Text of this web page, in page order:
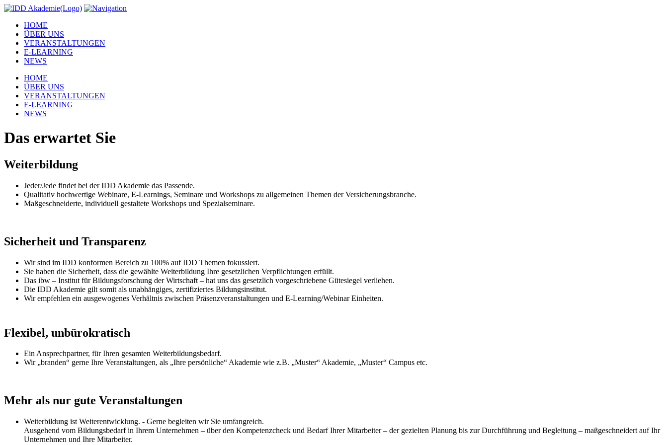
HOME
ÜBER UNS
VERANSTALTUNGEN
E-LEARNING
NEWS
HOME
ÜBER UNS
VERANSTALTUNGEN
E-LEARNING
NEWS
Das erwartet Sie
Weiterbildung
Jeder/Jede findet bei der IDD Akademie das Passende.
Qualitativ hochwertige Webinare, E-Learnings, Seminare und Workshops zu allgemeinen Themen der Versicherungsbranche.
Maßgeschneiderte, individuell gestaltete Workshops und Spezialseminare.
Sicherheit und Transparenz
Wir sind im IDD konformen Bereich zu 100% auf IDD Themen fokussiert.
Sie haben die Sicherheit, dass die gewählte Weiterbildung Ihre gesetzlichen Verpflichtungen erfüllt.
Das ibw – Institut für Bildungsforschung der Wirtschaft – hat uns das gesetzlich vorgeschriebene Gütesiegel verliehen.
Die IDD Akademie gilt somit als unabhängiges, zertifiziertes Bildungsinstitut.
Wir empfehlen ein ausgewogenes Verhältnis zwischen Präsenzveranstaltungen und E-Learning/Webinar Einheiten.
Flexibel, unbürokratisch
Ein Ansprechpartner, für Ihren gesamten Weiterbildungsbedarf.
Wir „branden“ gerne Ihre Veranstaltungen, als „Ihre persönliche“ Akademie wie z.B. „Muster“ Akademie, „Muster“ Campus etc.
Mehr als nur gute Veranstaltungen
Weiterbildung ist Weiterentwicklung. - Gerne begleiten wir Sie umfangreich.
Ausgehend vom Bildungsbedarf in Ihrem Unternehmen – über den Kompetenzcheck und Bedarf Ihrer Mitarbeiter – der gezielten Planung bis zur Durchführung und Begleitung – maßgeschneidert auf Ihr
Unternehmen und Ihre Mitarbeiter.